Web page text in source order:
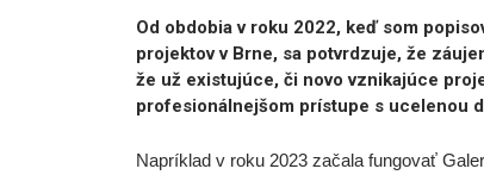
Od obdobia v roku 2022, keď som
projektov v Brne, sa potvrdzuje, že
že už existujúce, či novo vznikajúce
profesionálnejšom prístupe s ucelenou
Napríklad v roku 2023 začala fungovať